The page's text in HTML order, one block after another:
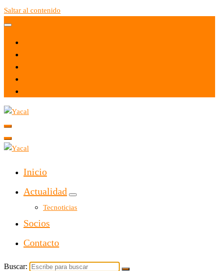
Saltar al contenido
Yacal micro hosting
Inicio
Actualidad
Tecnoticias
Socios
Contacto
Buscar: